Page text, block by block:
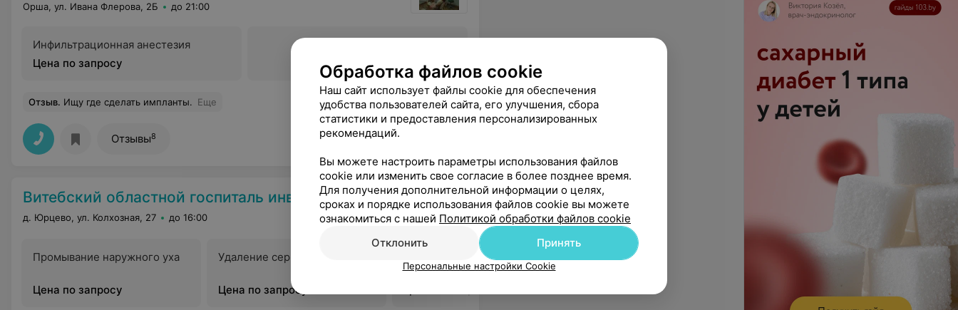
Орша, ул. Ивана Флерова, 2Б до 21:00
Инфильтрационная анестезия
Цена по запросу
Отзыв. Ищу где сделать импланты. Еще
Отзывы8
Витебский областной госпиталь инвалидов ВОВ «Юрцево»
д. Юрцево, ул. Колхозная, 27 до 16:00
Промывание наружного уха
Цена по запросу
Удаление серной пробки
Цена по запросу
Удаление инородного тела
из уха
Удаление инородного тела
Цена по запросу
Продувание слуховых труб
Цена по запросу
Обработка файлов cookie
Наш сайт использует файлы cookie для обеспечения
удобства пользователей сайта, его улучшения, сбора
статистики и предоставления персонализированных
рекомендаций.
Вы можете настроить параметры использования файлов
cookie или изменить свое согласие в более позднее время.
Для получения дополнительной информации о целях,
сроках и порядке использования файлов cookie вы можете
ознакомиться с нашей Политикой обработки файлов cookie
Отклонить
Принять
Персональные настройки Cookie